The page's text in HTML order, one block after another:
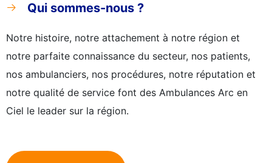
Qui sommes-nous ?
Notre histoire, notre attachement à notre région et
notre parfaite connaissance du secteur, nos patients,
nos ambulanciers, nos procédures, notre réputation et
notre qualité de service font des Ambulances Arc en
Ciel le leader sur la région.